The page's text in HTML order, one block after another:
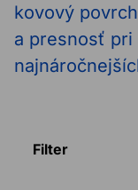
kovový
a presnosť
Filter